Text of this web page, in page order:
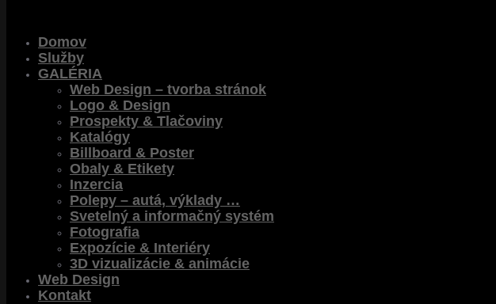
Domov
Služby
GALÉRIA
Web Design – tvorba stránok
Logo & Design
Prospekty & Tlačoviny
Katalógy
Billboard & Poster
Obaly & Etikety
Inzercia
Polepy – autá, výklady …
Svetelný a informačný systém
Fotografia
Expozície & Interiéry
3D vizualizácie & animácie
Web Design
Kontakt